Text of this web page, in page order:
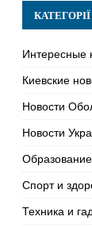
КАТЕГОРІЇ
Интересные
Киевские
Новости
Новости
Спорт и
Техника и